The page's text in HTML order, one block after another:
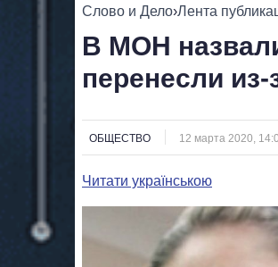
ВСЕ
Слово и Дело›Лента
В МОН
перенесли из-
ОБЩЕСТВО 12 марта 2020,
Читати українською